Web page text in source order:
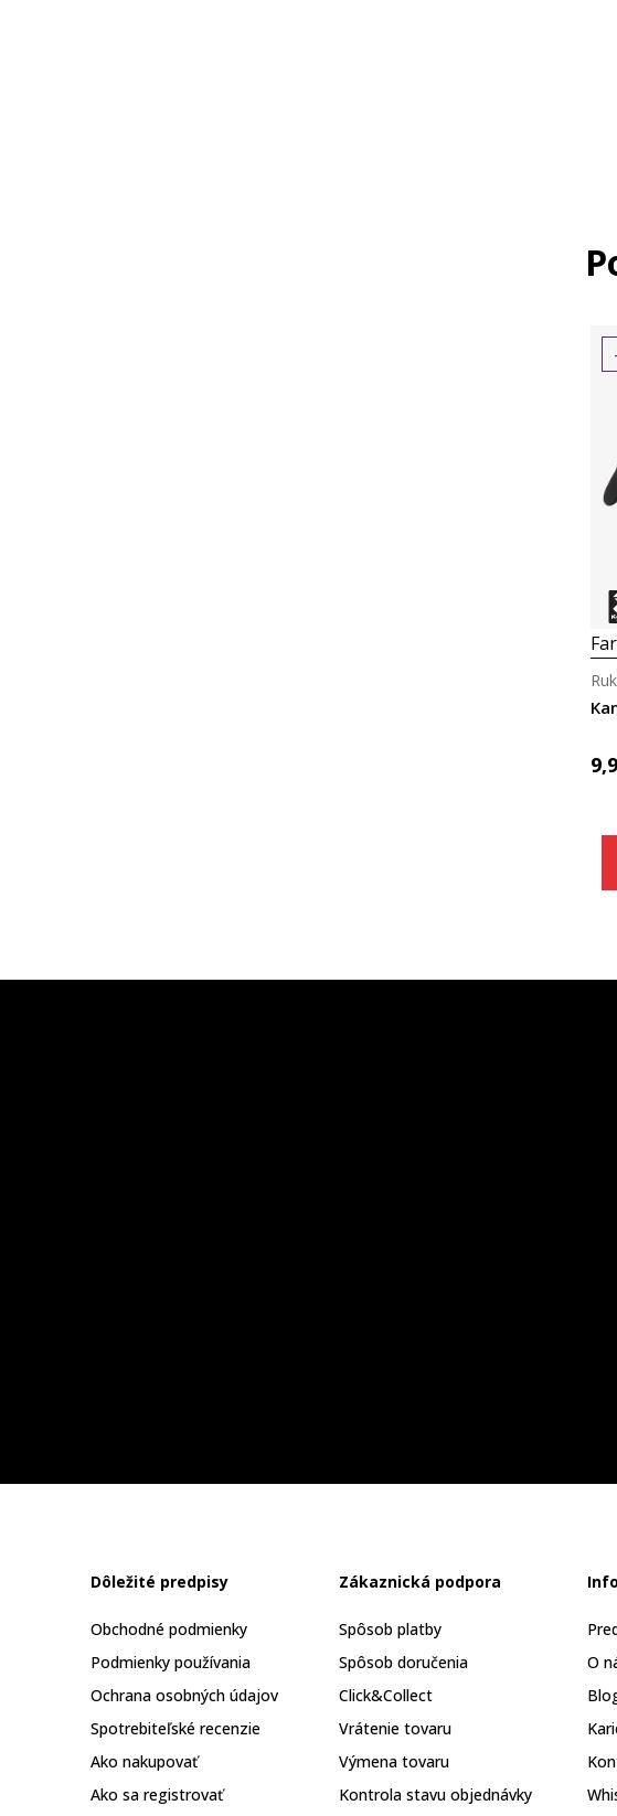
Dôležité predpisy
Obchodné podmienky
Podmienky používania
Ochrana osobných údajov
Spotrebiteľské recenzie
Ako nakupovať
Ako sa registrovať
Zákaznická podpora
Spôsob platby
Spôsob doručenia
Click&Collect
Vrátenie tovaru
Výmena tovaru
Kontrola stavu objednávky
O